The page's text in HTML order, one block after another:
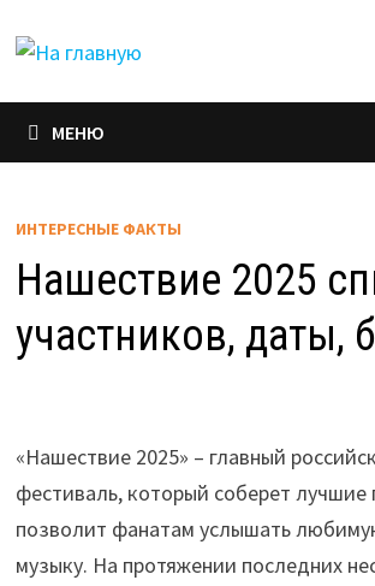
МЕНЮ
ИНТЕРЕСНЫЕ ФАКТЫ
Нашествие 2025
участников, даты,
«Нашествие 2025» – главный
фестиваль, который соберет лучшие
позволит фанатам услышать
музыку. На протяжении последних